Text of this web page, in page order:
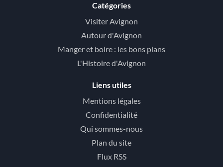
Catégories
Visiter Avignon
Autour d'Avignon
Manger et boire : les bons plans
L'Histoire d'Avignon
Liens utiles
Mentions légales
Confidentialité
Qui sommes-nous
Plan du site
Flux RSS